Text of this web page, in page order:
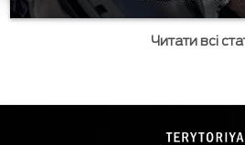
Читати всі